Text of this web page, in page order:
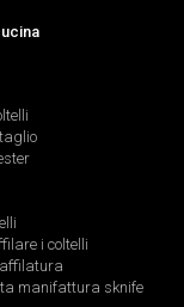
i coltelli
manifattura sknife